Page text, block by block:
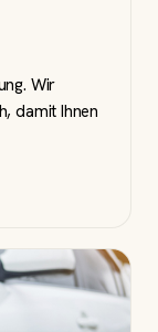
Wir
damit Ihnen